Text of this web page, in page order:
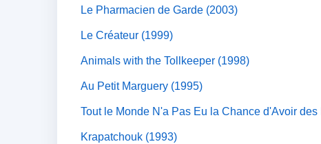
Le Pharmacien de Garde (2003)
Le Créateur (1999)
Animals with the Tollkeeper (1998)
Au Petit Marguery (1995)
Tout le Monde N'a Pas Eu la Chance d'Avoir
Krapatchouk (1993)